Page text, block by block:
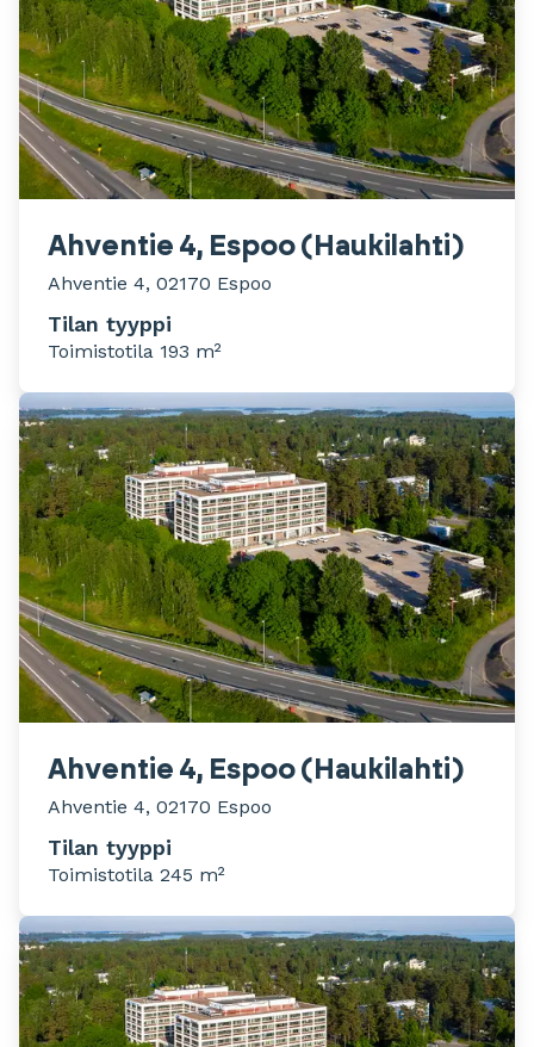
Ahventie 4, Espoo (Haukilahti)
Ahventie 4, 02170 Espoo
Tilan tyyppi
Toimistotila 193 m²
Ahventie 4, Espoo (Haukilahti)
Ahventie 4, 02170 Espoo
Tilan tyyppi
Toimistotila 245 m²